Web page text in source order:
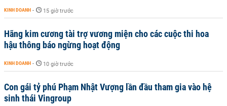
KINH DOANH - 15 giờ trước
Hãng kim cương tài trợ vương miện cho các cuộc thi hoa
hậu thông báo ngừng hoạt động
KINH DOANH - 10 giờ trước
Con gái tỷ phú Phạm Nhật Vượng lần đầu tham gia vào hệ
sinh thái Vingroup